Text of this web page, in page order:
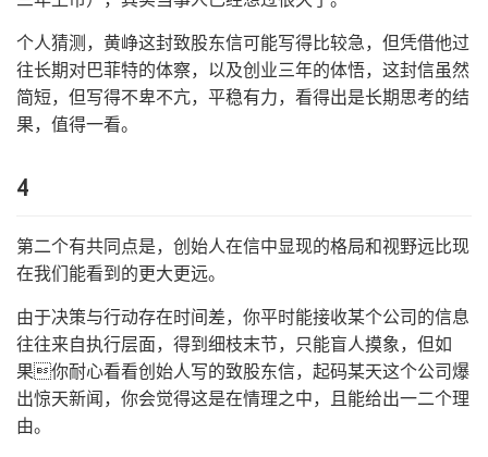
个人猜测，黄峥这封致股东信可能写得比较急，但凭借他过
往长期对巴菲特的体察，以及创业三年的体悟，这封信虽然
简短，但写得不卑不亢，平稳有力，看得出是长期思考的结
果，值得一看。
4
第二个有共同点是，创始人在信中显现的格局和视野远比现
在我们能看到的更大更远。
由于决策与行动存在时间差，你平时能接收某个公司的信息
往往来自执行层面，得到细枝末节，只能盲人摸象，但如
果你耐心看看创始人写的致股东信，起码某天这个公司爆
出惊天新闻，你会觉得这是在情理之中，且能给出一二个理
由。